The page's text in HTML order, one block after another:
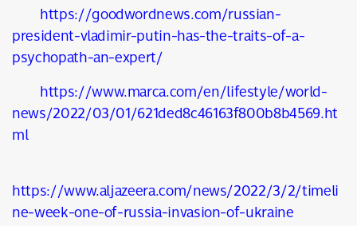
https://goodwordnews.com/russian-
president-vladimir-putin-has-the-traits-of-a-
psychopath-an-expert/
https://www.marca.com/en/lifestyle/world-
news/2022/03/01/621ded8c46163f800b8b4569.ht
ml
https://www.aljazeera.com/news/2022/3/2/timeli
ne-week-one-of-russia-invasion-of-ukraine